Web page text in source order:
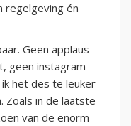
regelgeving én
Geen applaus
geen instagram
het des te leuker
Zoals in de laatste
van de enorm